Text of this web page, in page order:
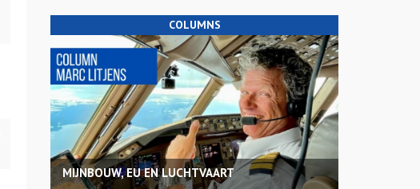
COLUMNS
MIJNBOUW, EU EN LUCHTVAART